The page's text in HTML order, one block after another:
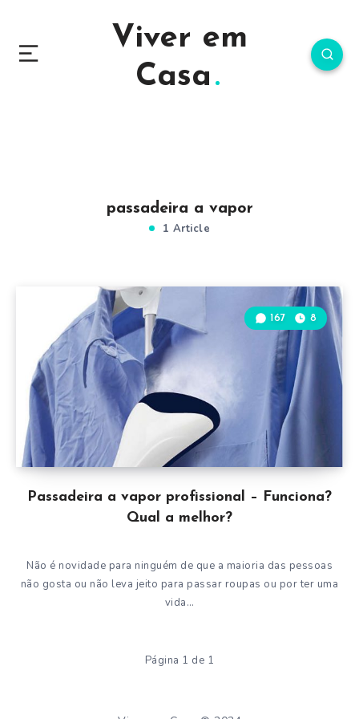
Viver em
Casa
passadeira a vapor
1 Article
Passadeira a vapor profissional – Funciona?
Qual a melhor?
167 8
Não é novidade para ninguém de que a maioria das pessoas
não gosta ou não leva jeito para passar roupas ou por ter uma
vida…
Página 1 de 1